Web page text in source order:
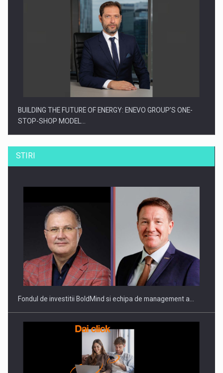
BUILDING THE FUTURE OF ENERGY: ENEVO GROUP’S ONE-
STOP-SHOP MODEL…
ROOTED IN ROMANIA, BUILT TO DELIVER TECHNOLOGY FOR
THE…
STIRI
Fondul de investitii BoldMind si echipa de management a…